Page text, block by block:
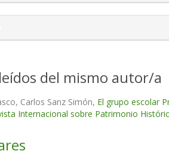
del mismo autor/a
Carlos Sanz Simón, El grupo escolar
Internacional sobre Patrimonio